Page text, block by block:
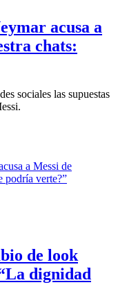
acusa a
chats:
sociales las supuestas
de look
dignidad